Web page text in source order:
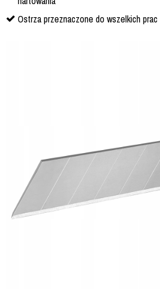
Ostrza przeznaczone do wszelkich prac